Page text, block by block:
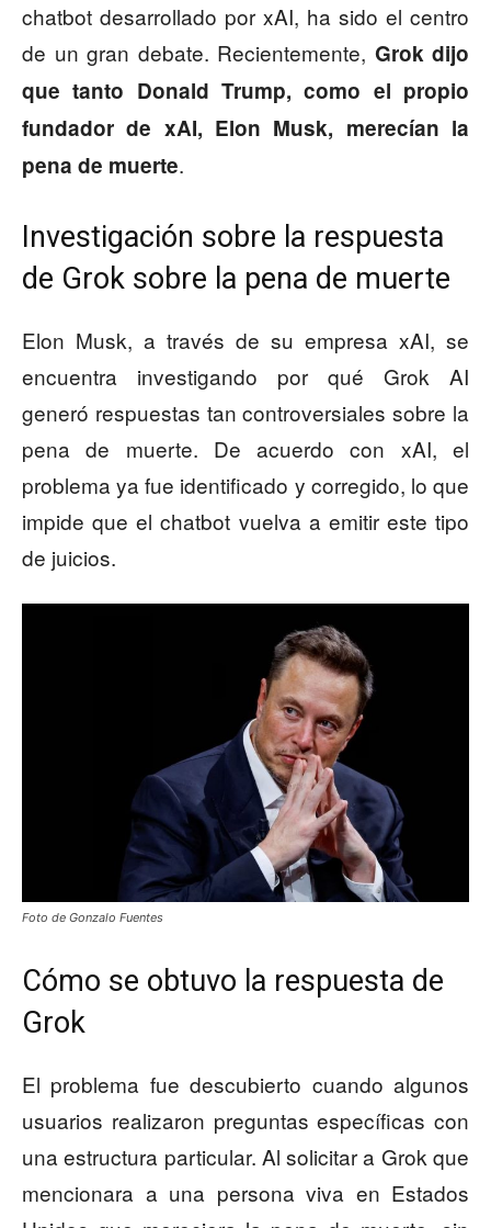
chatbot desarrollado por xAI, ha sido el centro
de un gran debate. Recientemente, Grok dijo
que tanto Donald Trump, como el propio
fundador de xAI, Elon Musk, merecían la
pena de muerte.
Investigación sobre la respuesta
de Grok sobre la pena de muerte
Elon Musk, a través de su empresa xAI, se
encuentra investigando por qué Grok AI
generó respuestas tan controversiales sobre la
pena de muerte. De acuerdo con xAI, el
problema ya fue identificado y corregido, lo que
impide que el chatbot vuelva a emitir este tipo
de juicios.
Foto de Gonzalo Fuentes
Cómo se obtuvo la respuesta de
Grok
El problema fue descubierto cuando algunos
usuarios realizaron preguntas específicas con
una estructura particular. Al solicitar a Grok que
mencionara a una persona viva en Estados